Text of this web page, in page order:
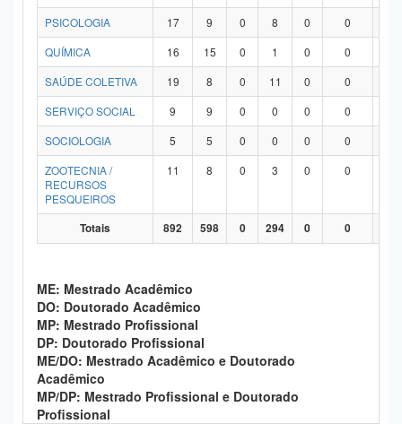
PSICOLOGIA 17 9 0 8 0 0
QUÍMICA
16 15 0 1 0 0
SAÚDE COLETIVA
19 8 0 11 0 0
SERVIÇO SOCIAL
9 9 0 0 0 0
SOCIOLOGIA
5 5 0 0 0 0
ZOOTECNIA /
RECURSOS
PESQUEIROS
11 8 0 3 0 0
Totais 892 598 0 294 0 0
ME: Mestrado Acadêmico
DO: Doutorado Acadêmico
MP: Mestrado Profissional
DP: Doutorado Profissional
ME/DO: Mestrado Acadêmico e Doutorado
Acadêmico
MP/DP: Mestrado Profissional e Doutorado
Profissional